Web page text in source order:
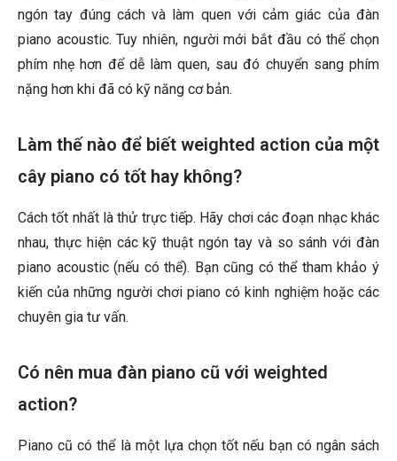
ngón tay đúng cách và làm quen với cảm giác của đàn
piano acoustic. Tuy nhiên, người mới bắt đầu có thể chọn
phím nhẹ hơn để dễ làm quen, sau đó chuyển sang phím
nặng hơn khi đã có kỹ năng cơ bản.
Làm thế nào để biết weighted action của một
cây piano có tốt hay không?
Cách tốt nhất là thử trực tiếp. Hãy chơi các đoạn nhạc khác
nhau, thực hiện các kỹ thuật ngón tay và so sánh với đàn
piano acoustic (nếu có thể). Bạn cũng có thể tham khảo ý
kiến của những người chơi piano có kinh nghiệm hoặc các
chuyên gia tư vấn.
Có nên mua đàn piano cũ với weighted
action?
Piano cũ có thể là một lựa chọn tốt nếu bạn có ngân sách